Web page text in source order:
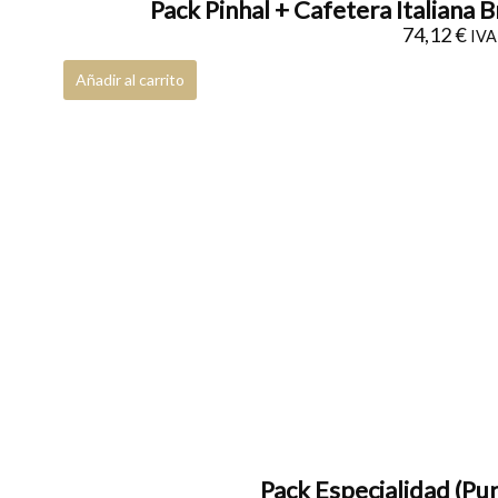
Pack Pinhal + Cafetera Italiana
74,12€
Añadir al carrito
Pack Especialidad